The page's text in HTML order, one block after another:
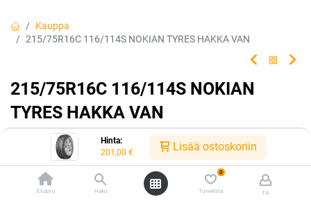
Hinta:
201,00 € Lisää ostoskoriin
Etusivu Haku
0
Toivelista Tili
Kauppa
215/75R16C 116/114S NOKIAN TYRES HAKKA VAN
215/75R16C 116/114S NOKIAN
TYRES HAKKA VAN
Premium-kesärengas paketti- ja matkailuautoihin. Kestävää
turvallisuutta ja mukavuutta.
6419440445694 Tuotekoodi:222082
201,00€